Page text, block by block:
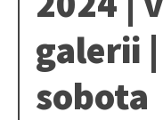
galerii
sobota